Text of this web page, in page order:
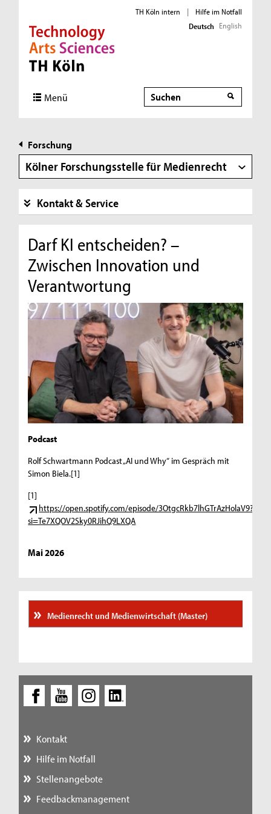
Direkt zur Hauptnavigation
Direkt zur Subnavigation
Direkt zum Inhalt
Direkt zum Fußbereich
TH Köln intern |
Hilfe im Notfall
Deutsch English
Menü Suche
Suche
Forschung
Kölner Forschungsstelle für Medienrecht
Kontakt & Service
Darf KI entscheiden? –
Zwischen Innovation und
Verantwortung
Podcast
Rolf Schwartmann Podcast „AI und Why“ im Gespräch mit
Simon Biela.[1]
[1]
https://open.spotify.com/episode/3OtgcRkb7lhGTrAzHolaV9?
si=Te7XQOV2Sky0RJihQ9LXQA
Mai 2026
Medienrecht und Medienwirtschaft (Master)
Kontakt
Hilfe im Notfall
Stellenangebote
Feedbackmanagement